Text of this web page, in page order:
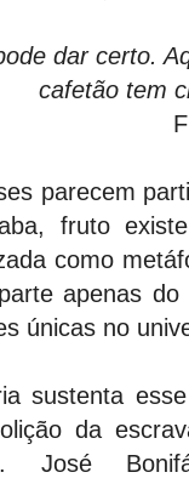
dar certo.
cafetão tem
parecem
fruto
como
apenas
únicas no
sustenta
da
José